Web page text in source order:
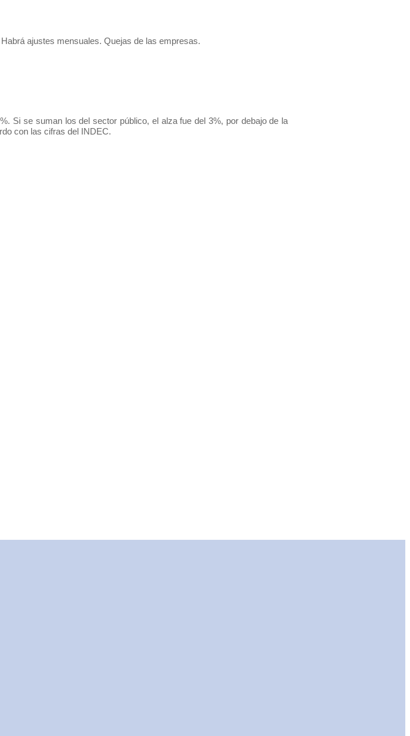
ajustes mensuales. Quejas de las empresas.
Si se suman los del sector público, el alza fue del 3%, por debajo de la
con las cifras del INDEC.